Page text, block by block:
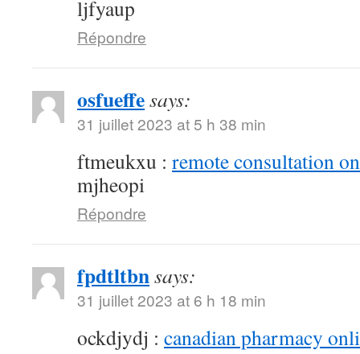
ljfyaup
Répondre
osfueffesays:
31 juillet 2023 at 5 h 38 min
ftmeukxu : remote consultation
mjheopi
Répondre
fpdtltbnsays:
31 juillet 2023 at 6 h 18 min
ockdjydj : canadian pharmacy